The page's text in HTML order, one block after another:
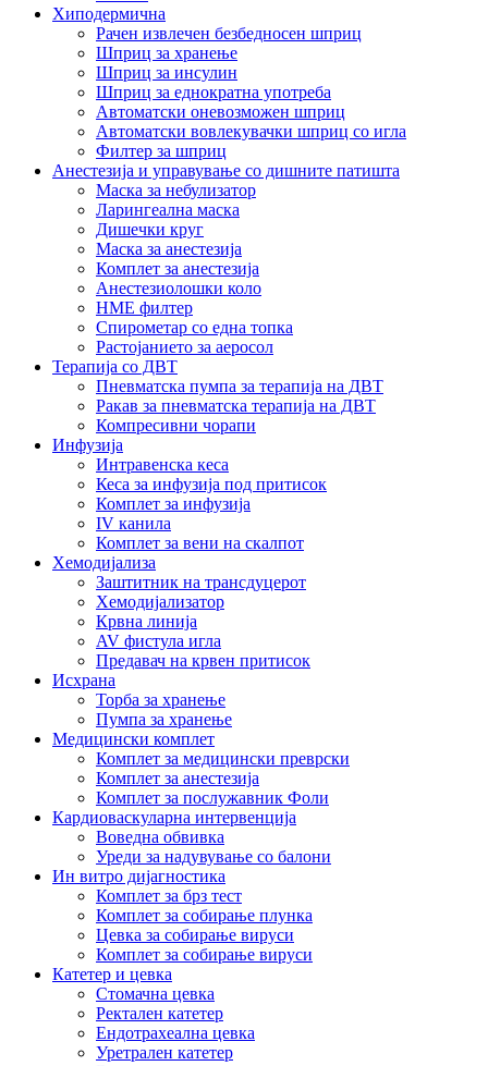
Хиподермична
Рачен извлечен безбедносен шприц
Шприц за хранење
Шприц за инсулин
Шприц за еднократна употреба
Автоматски оневозможен шприц
Автоматски вовлекувачки шприц со игла
Филтер за шприц
Анестезија и управување со дишните патишта
Маска за небулизатор
Ларингеална маска
Дишечки круг
Маска за анестезија
Комплет за анестезија
Анестезиолошки коло
HME филтер
Спирометар со една топка
Растојанието за аеросол
Терапија со ДВТ
Пневматска пумпа за терапија на ДВТ
Ракав за пневматска терапија на ДВТ
Компресивни чорапи
Инфузија
Интравенска кеса
Кеса за инфузија под притисок
Комплет за инфузија
IV канила
Комплет за вени на скалпот
Хемодијализа
Заштитник на трансдуцерот
Хемодијализатор
Крвна линија
AV фистула игла
Предавач на крвен притисок
Исхрана
Торба за хранење
Пумпа за хранење
Медицински комплет
Комплет за медицински преврски
Комплет за анестезија
Комплет за послужавник Фоли
Кардиоваскуларна интервенција
Воведна обвивка
Уреди за надувување со балони
Ин витро дијагностика
Комплет за брз тест
Комплет за собирање плунка
Цевка за собирање вируси
Комплет за собирање вируси
Катетер и цевка
Стомачна цевка
Ректален катетер
Ендотрахеална цевка
Уретрален катетер